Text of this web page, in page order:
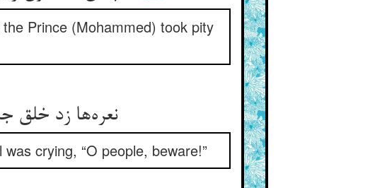
Prince (Mohammed) took pity
نعره‌ها زد خلق جمع آمد برو ** گبر گویان ایهاالناس احذروا
crying, “O people, beware!”